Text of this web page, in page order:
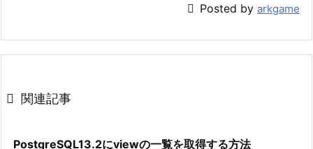
 Posted by arkgame
 関連記事
PostgreSQL13.2にviewの一覧を取得する方法